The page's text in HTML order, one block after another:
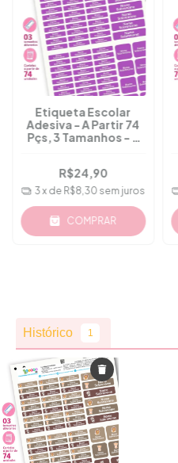
Etiqueta Escolar
Adesiva - A Partir 74
Pçs, 3 Tamanhos - À
R$24,90
3x de R$8,30 sem juros
COMPRAR